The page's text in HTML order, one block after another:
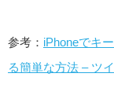
参考： iPhoneでキ
る簡単な方法 – ツ